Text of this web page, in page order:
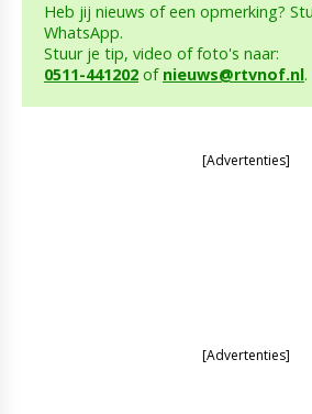
Heb jij nieuws of een opmerking?
WhatsApp.
Stuur je tip, video of foto's naar:
0511-441202 of nieuws@rtvnof.nl.
[Advertenties]
[Advertenties]